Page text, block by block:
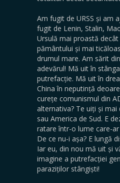
Am fugit de URSS și am
fugit de Lenin, Stalin,
Ursulă mai proastă
pământului și mai
drumul mare. Am sărit
adevărul! Mă uit în
putrefacție. Mă uit în
China în neputință
curețe comunismul din
alternativa? Te uiți și mai
sau America de Sud. E
ratare într-o lume care-
De ce nu-i așa? E lungă
Iar eu, din nou mă uit și
imagine a putrefacției
paraziților stângiști!